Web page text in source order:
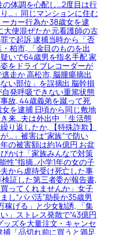
の体調を心配し…2度目は行
…」同じマンションに住む
カー行為か 38歳女を逮
大便混ぜたか 元看護師の古
で起訴 逮捕当時から「否
柏市, 「金目のものを出
いで64歳男を指名手配 家
をドライブレコーダーが
走か 高松市, 脳腫瘍摘出
い部位」を誤摘出 脳幹損
発呼吸できない重篤状態
故, 44歳義弟を蹴って死
を逮捕 日頃から同じ敷地
来…夫は外出中 「生活態
り返したか, 【特殊詐欺】
…」被害は“家族”で防い
の被害額は約14億円 お盆
かけ「家族みんなで対策
性”指摘…小学1年の女の子
から虐待受け死亡した事
証した第三者委が報告書,
買ってくれませんか」女子
し“パパ活”助長か35歳男
稼げる」と少女勧誘, 「集
」ストレス発散で“43億円
ッズを大量注文・キャンセ
捕「品切れ前に買うと満足